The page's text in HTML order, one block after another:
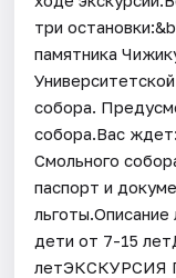
три
памятника
собора.
собора.Вас
Смольного
паспорт и
дети от 7-15